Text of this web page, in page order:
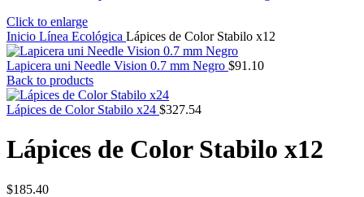
Click to enlarge
Inicio Línea Ecológica Lápices de Color Stabilo x12
Lapicera uni Needle Vision 0.7 mm Negro $91.10
Back to products
Lápices de Color Stabilo x24 $327.54
Lápices de Color Stabilo x12
$185.40